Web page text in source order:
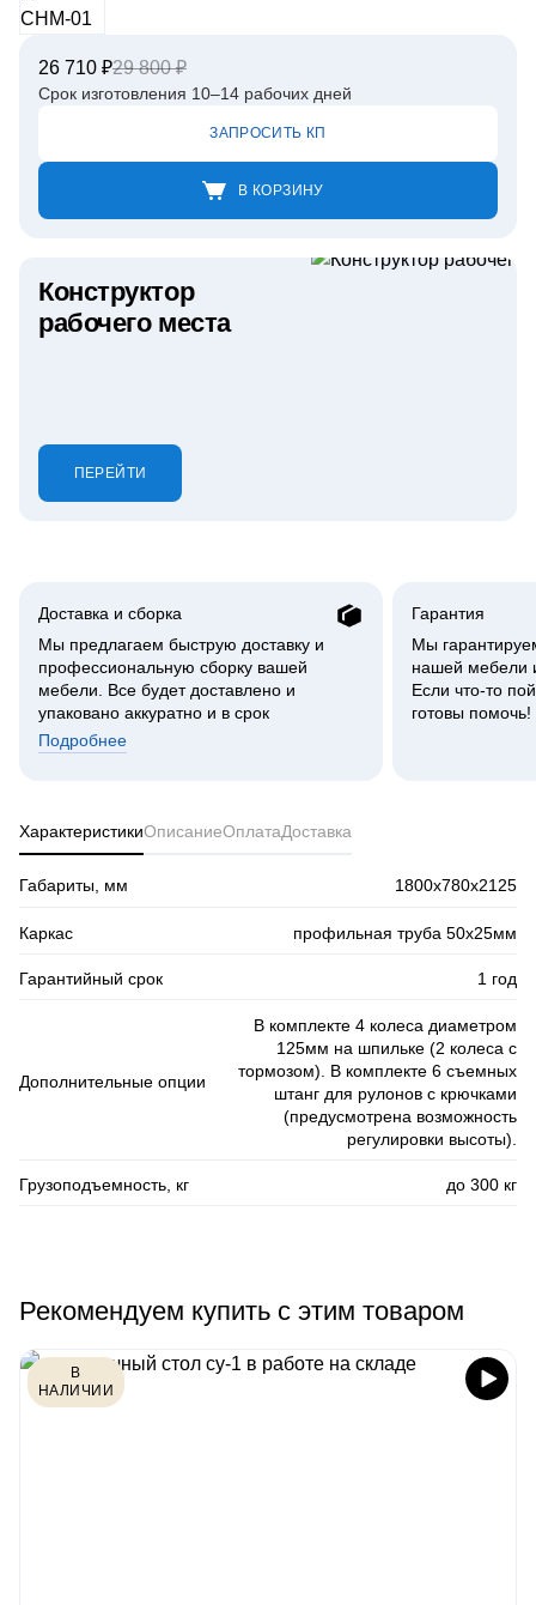
26 710 ₽29 800 ₽
Срок изготовления 10–14 рабочих дней
ЗАПРОСИТЬ КП
В КОРЗИНУ
Конструктор
рабочего места
ПЕРЕЙТИ
Доставка и сборка
Мы предлагаем быструю доставку и
профессиональную сборку вашей
мебели. Все будет доставлено и
упаковано аккуратно и в срок
Подробнее
Гарантия
Мы
нашей мебели
Если что-то
готовы помочь!
ХарактеристикиОписаниеОплатаДоставка
Габариты, мм 1800х780х2125
Каркас профильная труба 50х25мм
Гарантийный срок 1 год
Дополнительные опции
В комплекте 4 колеса диаметром
125мм на шпильке (2 колеса с
тормозом). В комплекте 6 съемных
штанг для рулонов с крючками
(предусмотрена возможность
регулировки высоты).
Грузоподъемность, кг до 300 кг
Рекомендуем купить с этим товаром
В
НАЛИЧИИ